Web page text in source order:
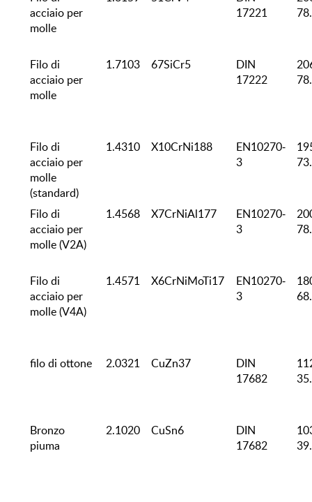
acciaio per
molle
17221
Filo di
acciaio per
molle
1.7103 67SiCr5
DIN
17222
Filo di
acciaio per
molle
(standard)
1.4310 X10CrNi188
EN10270-
3
Filo di
acciaio per
molle (V2A)
1.4568 X7CrNiAl177
EN10270-
3
Filo di
acciaio per
molle (V4A)
1.4571 X6CrNiMoTi17
EN10270-
3
filo di ottone 2.0321 CuZn37
DIN
17682
Bronzo
piuma
2.1020 CuSn6
DIN
17682